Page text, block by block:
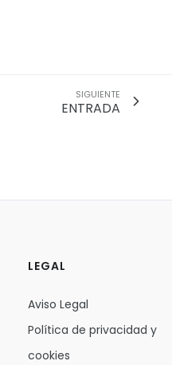
SIGUIENTE
ENTRADA
LEGAL
Aviso Legal
Política de privacidad y
cookies